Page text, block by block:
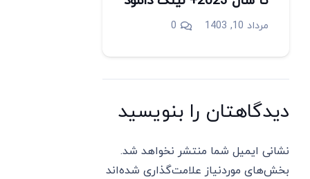
مرداد 10, 1403 0
دیدگاهتان را بنویسید
نشانی ایمیل شما منتشر نخواهد شد.
بخش‌های موردنیاز علامت‌گذاری شده‌اند